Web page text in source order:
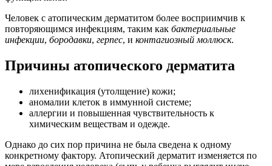
Человек с атопическим дерматитом более восприимчив к
повторяющимся инфекциям, таким как бактериальные
инфекции, бородавки, герпес, и контагиозный моллюск.
Причины атопического дерматита
лихенификация (утолщение) кожи;
аномалии клеток в иммунной системе;
аллергии и повышенная чувствительность к
химическим веществам и одежде.
Однако до сих пор причина не была сведена к одному
конкретному фактору. Атопический дерматит изменяется по